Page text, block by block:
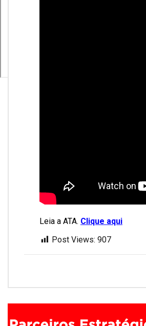
Leia a ATA. Clique aqui
Post Views: 907